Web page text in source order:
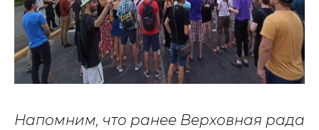
Напомним, что ранее Верховная рада